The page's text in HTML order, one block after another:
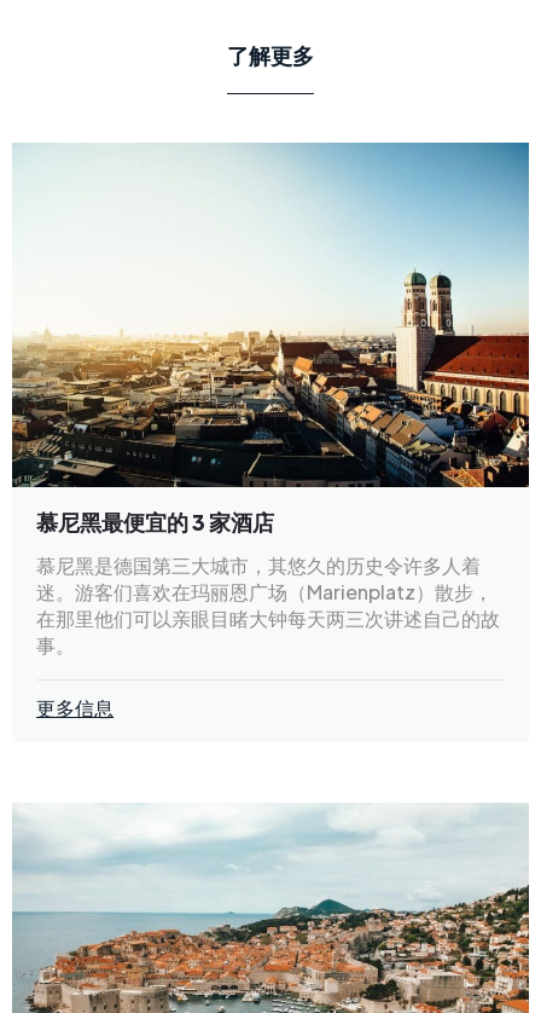
了解更多
慕尼黑最便宜的 3 家酒店
慕尼黑是德国第三大城市，其悠久的历史令许多人着
迷。游客们喜欢在玛丽恩广场（Marienplatz）散步，
在那里他们可以亲眼目睹大钟每天两三次讲述自己的故
事。
更多信息